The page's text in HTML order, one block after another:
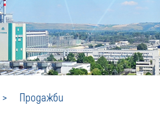
Продажби
Продажби